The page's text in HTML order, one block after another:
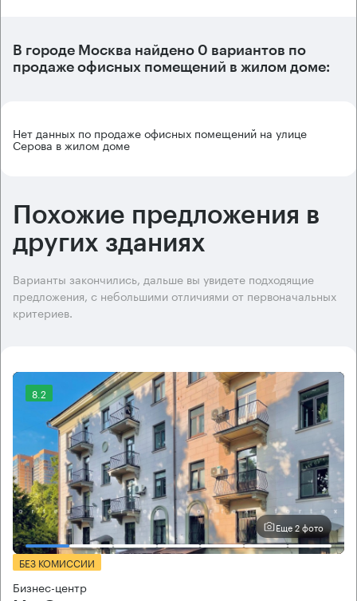
В городе Москва найдено 0 вариантов по
продаже офисных помещений в жилом доме:
Нет данных по продаже офисных помещений на улице
Серова в жилом доме
Похожие предложения в
других зданиях
Варианты закончились, дальше вы увидете подходящие
предложения, с небольшими отличиями от первоначальных
критериев.
8.2
Еще 2 фото
БЕЗ КОМИССИИ
Бизнес-центр